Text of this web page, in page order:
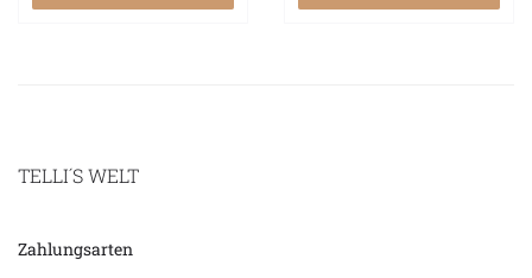
TELLI´S WELT
Zahlungsarten